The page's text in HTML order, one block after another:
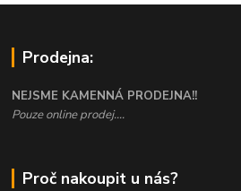
Prodejna:
NEJSME KAMENNÁ PRODEJNA!!
Pouze online prodej....
Proč nakoupit u nás?